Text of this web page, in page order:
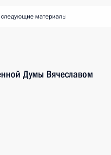
следующие материалы
Думы Вячеславом